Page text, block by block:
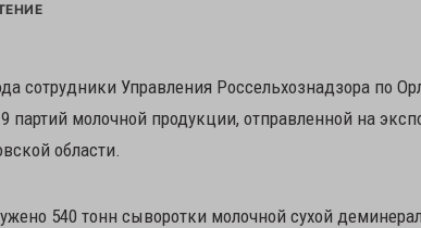
сотрудники Управления Россельхознадзора по
партий молочной продукции, отправленной на
области.
540 тонн сыворотки молочной сухой